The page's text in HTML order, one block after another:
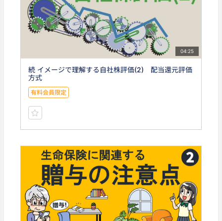
04:25
続 イメージで理解する自社株評価(2) 配当還元評価
方式
有料会員限定